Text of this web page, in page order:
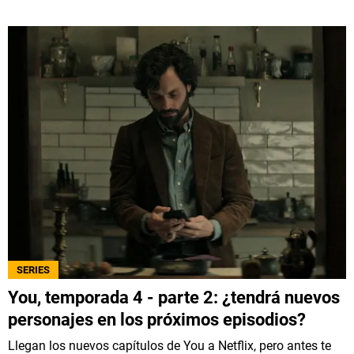
SERIES
You, temporada 4 - parte 2: ¿tendrá nuevos
personajes en los próximos episodios?
Llegan los nuevos capítulos de You a Netflix, pero antes te